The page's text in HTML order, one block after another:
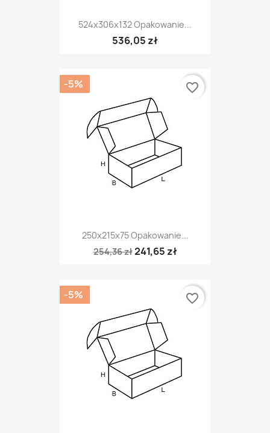
524x306x132 Opakowanie...
536,05 zł
250x215x75 Opakowanie...
254,36 zł241,65 zł
-5% favorite_border
-5% favorite_border